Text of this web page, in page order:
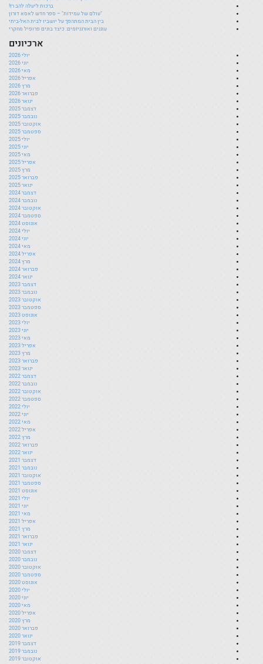
ברכות ליעלה להב רז!
"עולם של עמידות" – ספר חדש לאסא דורון
בין הבית המתהפך על יושביו לבית האל-ביתי
עוגנים ואורגניזמים: כיצד בונים פרופיל מחקרי
ארכיונים
יולי 2026
יוני 2026
מאי 2026
אפריל 2026
מרץ 2026
פברואר 2026
ינואר 2026
דצמבר 2025
נובמבר 2025
אוקטובר 2025
ספטמבר 2025
יולי 2025
יוני 2025
מאי 2025
אפריל 2025
מרץ 2025
פברואר 2025
ינואר 2025
דצמבר 2024
נובמבר 2024
אוקטובר 2024
ספטמבר 2024
אוגוסט 2024
יולי 2024
יוני 2024
מאי 2024
אפריל 2024
מרץ 2024
פברואר 2024
ינואר 2024
דצמבר 2023
נובמבר 2023
אוקטובר 2023
ספטמבר 2023
אוגוסט 2023
יולי 2023
יוני 2023
מאי 2023
אפריל 2023
מרץ 2023
פברואר 2023
ינואר 2023
דצמבר 2022
נובמבר 2022
אוקטובר 2022
ספטמבר 2022
יולי 2022
יוני 2022
מאי 2022
אפריל 2022
מרץ 2022
פברואר 2022
ינואר 2022
דצמבר 2021
נובמבר 2021
אוקטובר 2021
ספטמבר 2021
אוגוסט 2021
יולי 2021
יוני 2021
מאי 2021
אפריל 2021
מרץ 2021
פברואר 2021
ינואר 2021
דצמבר 2020
נובמבר 2020
אוקטובר 2020
ספטמבר 2020
אוגוסט 2020
יולי 2020
יוני 2020
מאי 2020
אפריל 2020
מרץ 2020
פברואר 2020
ינואר 2020
דצמבר 2019
נובמבר 2019
אוקטובר 2019